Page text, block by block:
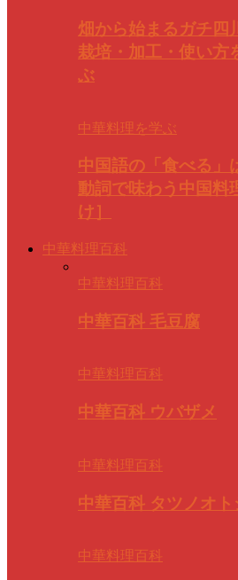
畑から始まるガチ四
栽培・加工・使い方
ぶ
中華料理を学ぶ
中国語の「食べる
動詞で味わう中国料
け］
中華料理百科
中華料理百科
中華百科 毛豆腐
中華料理百科
中華百科 ウバザメ
中華料理百科
中華百科 タツノオト
中華料理百科